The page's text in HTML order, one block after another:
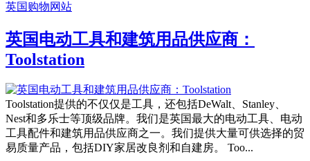
英国购物网站
英国电动工具和建筑用品供应商：
Toolstation
Toolstation提供的不仅仅是工具，还包括DeWalt、Stanley、
Nest和多乐士等顶级品牌。我们是英国最大的电动工具、电动
工具配件和建筑用品供应商之一。我们提供大量可供选择的贸
易质量产品，包括DIY家居改良剂和自建房。 Too...